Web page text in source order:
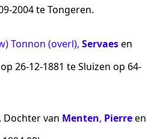
teTongeren.
Tonnon (overl), Servaesen
26‑12‑1881 teSluizen op 64-
. Dochter van Menten, Pierreen